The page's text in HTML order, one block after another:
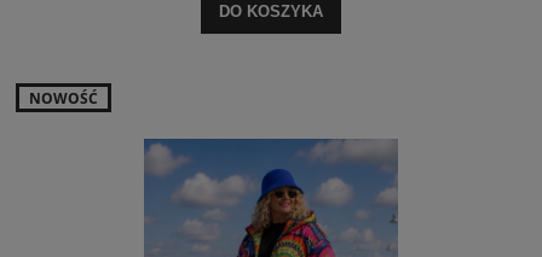
DO KOSZYKA
NOWOŚĆ